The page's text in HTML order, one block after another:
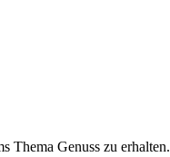
Thema Genuss zu erhalten.